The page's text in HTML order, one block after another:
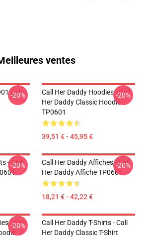
ventes
Call
-20%
Call Her Daddy Hoodies - Call
Her Daddy Classic Hoodie
TP0601
39,51 € - 45,95 €
-20%
- Call
-20%
Call Her Daddy Affiches - Call
Her Daddy Affiche TP0601
18,21 € - 42,22 €
-20%
- Call
-20%
Call Her Daddy T-Shirts - Call
Her Daddy Classic T-Shirt